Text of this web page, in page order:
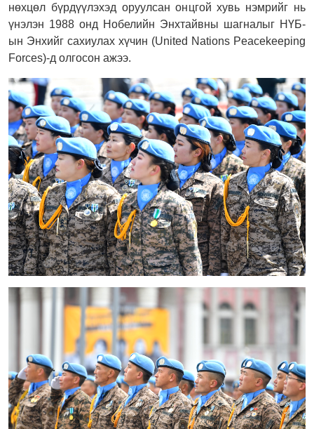
нөхцөл бүрдүүлэхэд оруулсан онцгой хувь нэмрийг нь
үнэлэн 1988 онд Нобелийн Энхтайвны шагналыг НҮБ-
ын Энхийг сахиулах хүчин (United Nations Peacekeeping
Forces)-д олгосон ажээ.